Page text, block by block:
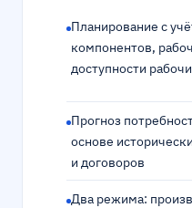
Планирование с
компонентов,
доступности
Прогноз
основе
и договоров
Два режима: